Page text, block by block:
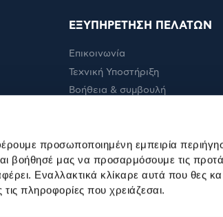
προσωποποιημένη εμπειρία
βοήθησέ μας να προσαρμόσουμε τις
Εναλλακτικά κλίκαρε αυτά που θες
τις πληροφορίες που χρειάζεσαι.
ΕΞΥΠΗΡΕΤΗΣΗ ΠΕΛΑΤΩΝ
Επικοινωνία
Τεχνική Υποστήριξη
Βοήθεια & συμβουλή
Όροι εμπορικών ενεργειών
Καταστήματα